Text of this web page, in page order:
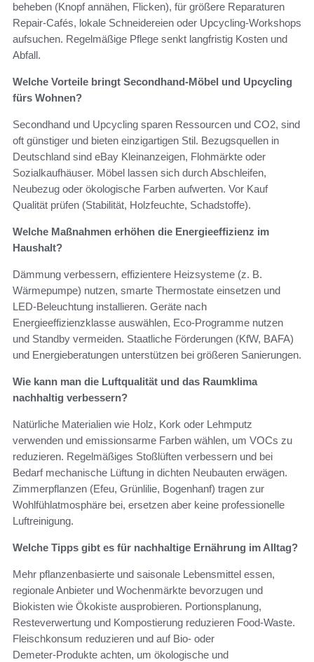
beheben (Knopf annähen, Flicken), für größere Reparaturen
Repair‑Cafés, lokale Schneidereien oder Upcycling‑Workshops
aufsuchen. Regelmäßige Pflege senkt langfristig Kosten und
Abfall.
Welche Vorteile bringt Secondhand-Möbel und Upcycling
fürs Wohnen?
Secondhand und Upcycling sparen Ressourcen und CO2, sind
oft günstiger und bieten einzigartigen Stil. Bezugsquellen in
Deutschland sind eBay Kleinanzeigen, Flohmärkte oder
Sozialkaufhäuser. Möbel lassen sich durch Abschleifen,
Neubezug oder ökologische Farben aufwerten. Vor Kauf
Qualität prüfen (Stabilität, Holzfeuchte, Schadstoffe).
Welche Maßnahmen erhöhen die Energieeffizienz im
Haushalt?
Dämmung verbessern, effizientere Heizsysteme (z. B.
Wärmepumpe) nutzen, smarte Thermostate einsetzen und
LED-Beleuchtung installieren. Geräte nach
Energieeffizienzklasse auswählen, Eco‑Programme nutzen
und Standby vermeiden. Staatliche Förderungen (KfW, BAFA)
und Energieberatungen unterstützen bei größeren Sanierungen.
Wie kann man die Luftqualität und das Raumklima
nachhaltig verbessern?
Natürliche Materialien wie Holz, Kork oder Lehmputz
verwenden und emissionsarme Farben wählen, um VOCs zu
reduzieren. Regelmäßiges Stoßlüften verbessern und bei
Bedarf mechanische Lüftung in dichten Neubauten erwägen.
Zimmerpflanzen (Efeu, Grünlilie, Bogenhanf) tragen zur
Wohlfühlatmosphäre bei, ersetzen aber keine professionelle
Luftreinigung.
Welche Tipps gibt es für nachhaltige Ernährung im Alltag?
Mehr pflanzenbasierte und saisonale Lebensmittel essen,
regionale Anbieter und Wochenmärkte bevorzugen und
Biokisten wie Ökokiste ausprobieren. Portionsplanung,
Resteverwertung und Kompostierung reduzieren Food‑Waste.
Fleischkonsum reduzieren und auf Bio‑ oder
Demeter‑Produkte achten, um ökologische und